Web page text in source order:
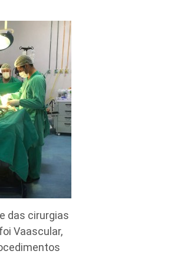
das cirurgias
Vaascular,